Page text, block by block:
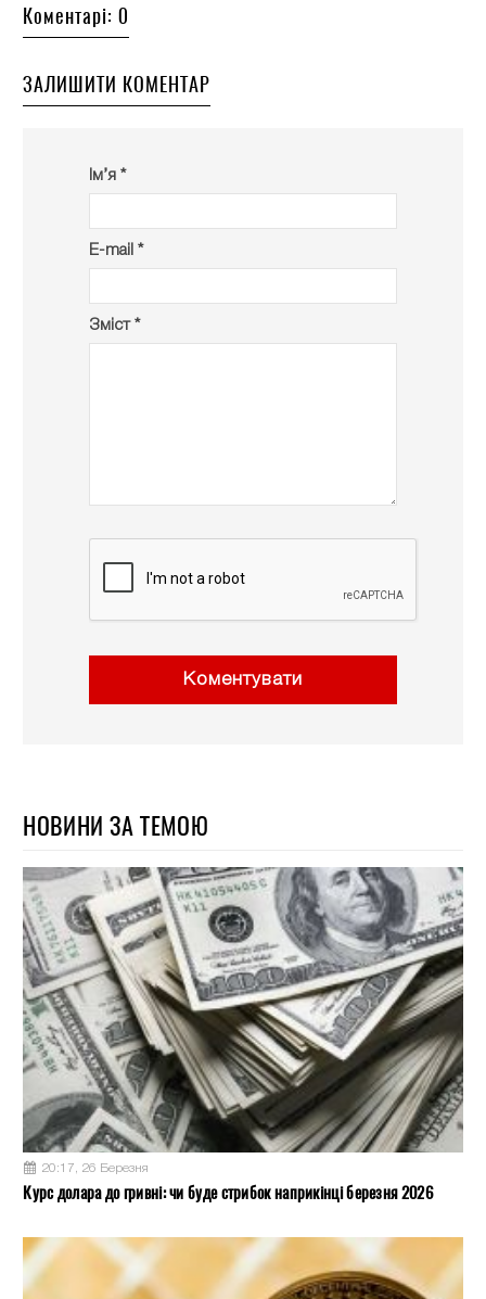
Коментарі: 0
ЗАЛИШИТИ КОМЕНТАР
Ім’я *
E-mail *
Зміст *
Коментувати
НОВИНИ ЗА ТЕМОЮ
20:17, 26 Березня
Курс долара до гривні: чи буде стрибок наприкінці березня 2026